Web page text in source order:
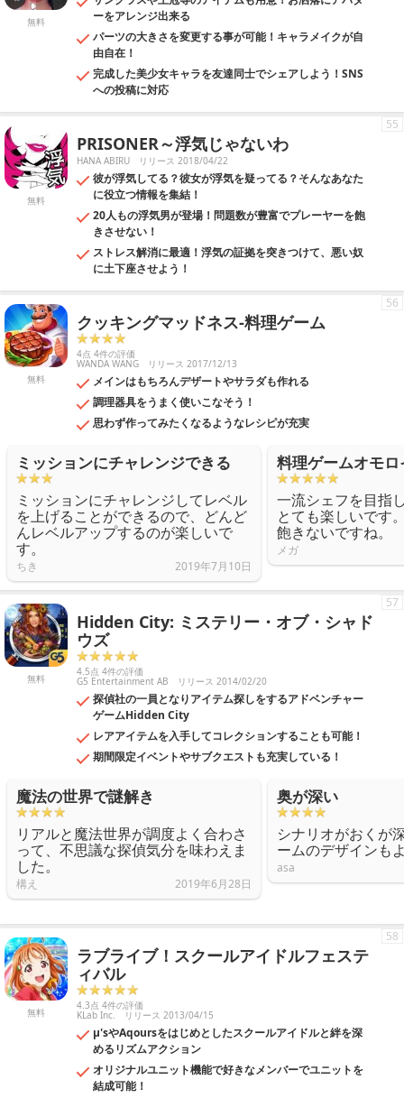
無料
ーをアレンジ出来る
パーツの大きさを変更する事が可能！キャラメイクが自
由自在！
完成した美少女キャラを友達同士でシェアしよう！SNS
への投稿に対応
無料
PRISONER～浮気じゃないわ
HANA ABIRU リリース 2018/04/22
彼が浮気してる？彼女が浮気を疑ってる？そんなあなた
に役立つ情報を集結！
20人もの浮気男が登場！問題数が豊富でプレーヤーを飽
きさせない！
ストレス解消に最適！浮気の証拠を突きつけて、悪い奴
に土下座させよう！
55
無料
クッキングマッドネス-料理ゲーム
4点 4件の評価
WANDA WANG リリース 2017/12/13
メインはもちろんデザートやサラダも作れる
調理器具をうまく使いこなそう！
思わず作ってみたくなるようなレシピが充実
56
ミッションにチャレンジできる
ミッションにチャレンジしてレベル
を上げることができるので、どんど
んレベルアップするのが楽しいで
す。
ちき 2019年7月10日
料理ゲームオモロ
一流シェフを目指
とても楽しいです
飽きないですね。
メガ
無料
Hidden City: ミステリー・オブ・シャド
ウズ
4.5点 4件の評価
G5 Entertainment AB リリース 2014/02/20
探偵社の一員となりアイテム探しをするアドベンチャー
ゲームHidden City
レアアイテムを入手してコレクションすることも可能！
期間限定イベントやサブクエストも充実している！
57
魔法の世界で謎解き
リアルと魔法世界が調度よく合わさ
って、不思議な探偵気分を味わえま
した。
構え 2019年6月28日
奥が深い
シナリオがおくが
ームのデザインも
asa
無料
ラブライブ！スクールアイドルフェステ
ィバル
4.3点 4件の評価
KLab Inc. リリース 2013/04/15
μ'sやAqoursをはじめとしたスクールアイドルと絆を深
めるリズムアクション
オリジナルユニット機能で好きなメンバーでユニットを
結成可能！
58